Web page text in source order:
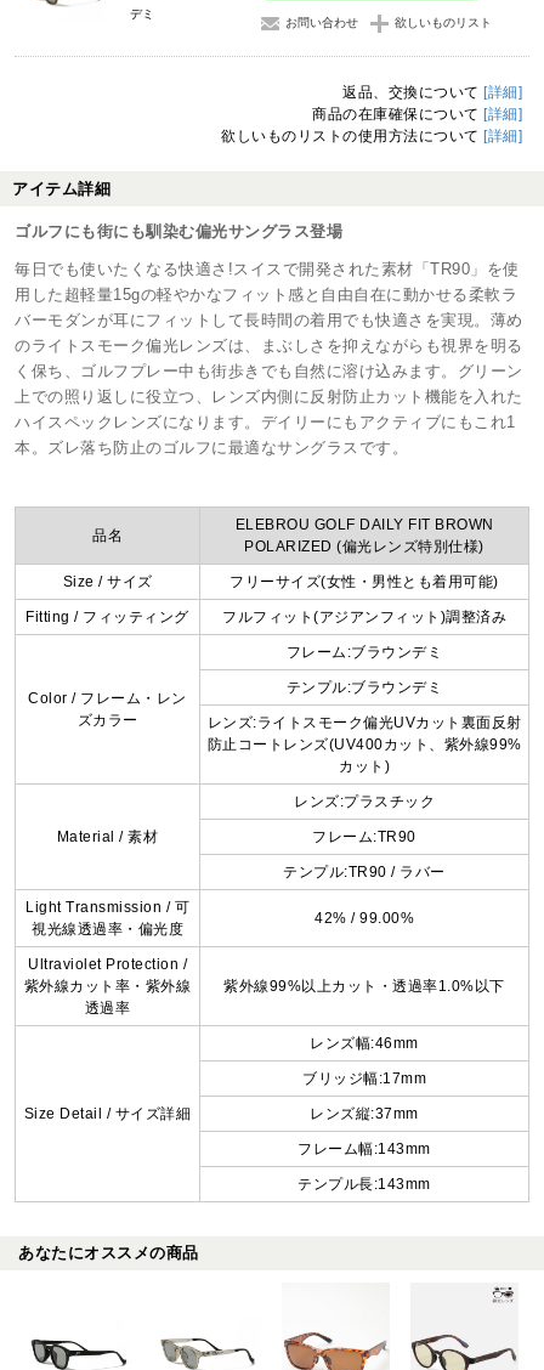
デミ
お問い合わせ 欲しいものリスト
返品、交換について [詳細]
商品の在庫確保について [詳細]
欲しいものリストの使用方法について [詳細]
アイテム詳細
ゴルフにも街にも馴染む偏光サングラス登場
毎日でも使いたくなる快適さ!スイスで開発された素材「TR90」を使
用した超軽量15gの軽やかなフィット感と自由自在に動かせる柔軟ラ
バーモダンが耳にフィットして長時間の着用でも快適さを実現。薄め
のライトスモーク偏光レンズは、まぶしさを抑えながらも視界を明る
く保ち、ゴルフプレー中も街歩きでも自然に溶け込みます。グリーン
上での照り返しに役立つ、レンズ内側に反射防止カット機能を入れた
ハイスペックレンズになります。デイリーにもアクティブにもこれ1
本。ズレ落ち防止のゴルフに最適なサングラスです。
品名
ELEBROU GOLF DAILY FIT BROWN
POLARIZED (偏光レンズ特別仕様)
Size / サイズ フリーサイズ(女性・男性とも着用可能)
Fitting / フィッティング フルフィット(アジアンフィット)調整済み
Color / フレーム・レン
ズカラー
フレーム:ブラウンデミ
テンプル:ブラウンデミ
レンズ:ライトスモーク偏光UVカット裏面反射
防止コートレンズ(UV400カット、紫外線99%
カット)
Material / 素材
レンズ:プラスチック
フレーム:TR90
テンプル:TR90 / ラバー
Light Transmission / 可
視光線透過率・偏光度
42% / 99.00%
Ultraviolet Protection /
紫外線カット率・紫外線
透過率
紫外線99%以上カット・透過率1.0%以下
Size Detail / サイズ詳細
レンズ幅:46mm
ブリッジ幅:17mm
レンズ縦:37mm
フレーム幅:143mm
テンプル長:143mm
あなたにオススメの商品